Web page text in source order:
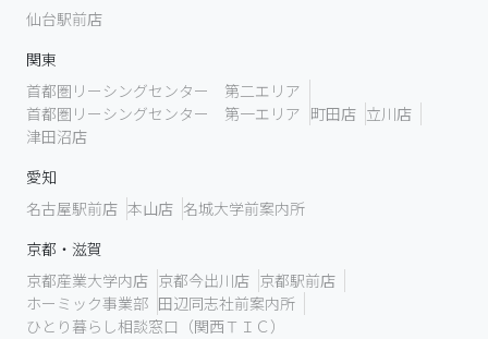
仙台駅前店
関東
首都圏リーシングセンター 第二エリア
首都圏リーシングセンター 第一エリア 町田店 立川店
津田沼店
愛知
名古屋駅前店 本山店 名城大学前案内所
京都・滋賀
京都産業大学内店 京都今出川店 京都駅前店
ホーミック事業部 田辺同志社前案内所
ひとり暮らし相談窓口（関西ＴＩＣ）